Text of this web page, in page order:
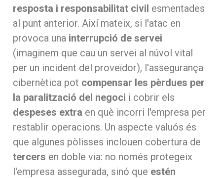
resposta i responsabilitat civil esmentades
al punt anterior. Així mateix, si l'atac en
provoca una interrupció de servei
(imaginem que cau un servei al núvol vital
per un incident del proveïdor), l'assegurança
cibernètica pot compensar les pèrdues per
la paralització del negoci i cobrir els
despeses extra en què incorri l'empresa per
restablir operacions. Un aspecte valuós és
que algunes pòlisses inclouen cobertura de
tercers en doble via: no només protegeix
l'empresa assegurada, sinó que estén